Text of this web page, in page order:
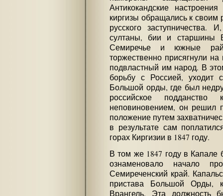
Антикокандские
киргизы обращались к
русского
султаны, бии и старшины
Семиречье и южные
торжественно присягнули
подвластный им народ. В
борьбу с Россией,
Большой орды, где был
российское подданство
неповиновением, он решил
положение путем
в результате сам
горах Киргизии в 1847 году.
В том же 1847 году в Капале
ознаменовало начало
Семиреченский край.
пристава Большой Орды,
Врангель. Эта должность